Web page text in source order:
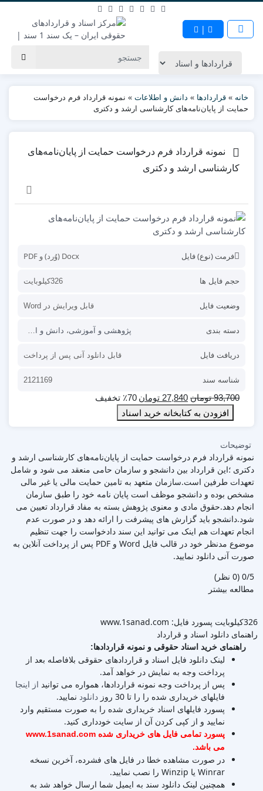
|
خانه » قراردادها » دانش و اطلاعات » نمونه قرارداد فرم درخواست
حمایت از پایان‌نامه‌های کارشناسی ارشد و دکتری
نمونه قرارداد فرم درخواست حمایت از پایان‌نامه‌های
کارشناسی ارشد و دکتری
فرمت (نوع) فایل Docx (وُرد) و PDF
حجم فایل ها 326کیلوبایت
وضعیت فایل قابل ویرایش در Word
دسته بندی پژوهشی و آموزشی، دانش و اطلاعات
دریافت فایل قابل دانلود آنی پس از پرداخت
شناسه سند 2121169
93,700 تومان 27,840 تومان ٪70 تخفیف
افزودن به کتابخانه خرید اسناد
توضیحات
نمونه قرارداد فرم درخواست حمایت از پایان‌نامه‌های کارشناسی ارشد و
دکتری ؛این قرارداد بین دانشجو و سازمان حامی منعقد می شود و شامل
تعهدات طرفین است.سازمان متعهد به تامین حمایت مالی یا غیر مالی
مشخص بوده و دانشجو موظف است پایان نامه خود را طبق سازمان
انجام دهد.حقوق مادی و معنوی پژوهش بسته به مفاد قرارداد تعیین می
شود.دانشجو باید گزارش های پیشرفت را ارائه دهد و در صورت عدم
انجام تعهدات هم اینک می توانید این سند دادخواست را جهت تنظیم
موضوع مدنظر خود در قالب فایل Word و PDF پس از پرداخت آنلاین به
صورت آنی دانلود نمایید.
‫0/5 ‫(0 نظر)
مطالعه بیشتر
326کیلوبایت
پسورد فایل: www.1sanad.com
راهنمای دانلود اسناد و قرارداد
راهنمای خرید اسناد حقوقی و نمونه قراردادها:
لینک دانلود فایل اسناد و قراردادهای حقوقی بلافاصله بعد از
پرداخت وجه به نمایش در خواهد آمد.
پس از پرداخت وجه نمونه قراردادها، همواره می توانید از اینجا
فایلهای خریداری شده را را تا 30 روز
دانلود نمایید.
پسورد فایلهای اسناد خریداری شده را به صورت مستقیم وارد
نمایید و از کپی کردن آن از سایت خودداری کنید.
پسورد تمامی فایل های خریداری شده www.1sanad.com
می باشد.
در صورت مشاهده خطا در فایل های فشرده، آخرین نسخه
Winrar یا Winzip را نصب نمایید.
همچنین لینک دانلود سند به ایمیل شما ارسال خواهد شد به